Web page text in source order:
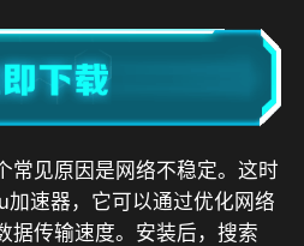
常见原因是网络不稳定。这时
速器，它可以通过优化网络
据传输速度。安装后，搜索